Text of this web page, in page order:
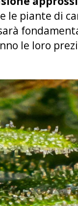
le piante di
le loro